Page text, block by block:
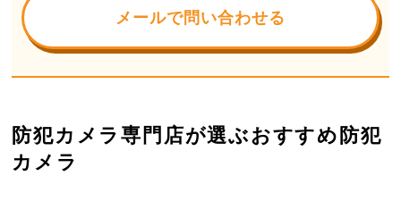
メールで問い合わせる
防犯カメラ専門店が選ぶおすすめ防犯
カメラ